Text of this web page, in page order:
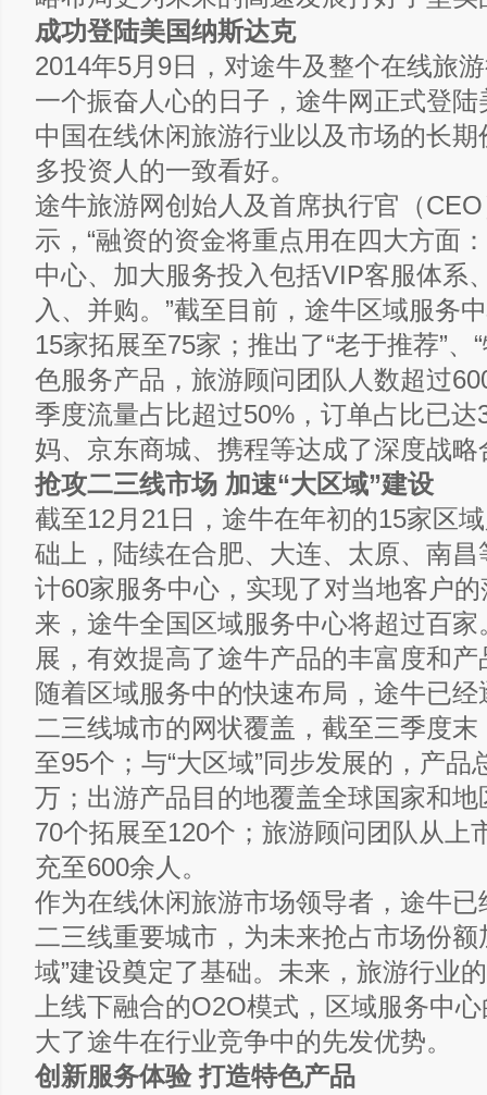
成功登陆美国纳斯达克
2014年5月9日，对途牛及整个在线旅
一个振奋人心的日子，途牛网正式登
中国在线休闲旅游行业以及市场的长
多投资人的一致看好。
途牛旅游网创始人及首席执行官（
示，“融资的资金将重点用在四大方面
中心、加大服务投入包括VIP客服体系
入、并购。”截至目前，途牛区域服务
15家拓展至75家；推出了“老于推荐”、
色服务产品，旅游顾问团队人数超过
季度流量占比超过50%，订单占比已达
妈、京东商城、携程等达成了深度战略
抢攻二三线市场 加速“大区域”建设
截至12月21日，途牛在年初的15家区
础上，陆续在合肥、大连、太原、南
计60家服务中心，实现了对当地客户
来，途牛全国区域服务中心将超过百
展，有效提高了途牛产品的丰富度和
随着区域服务中的快速布局，途牛已
二三线城市的网状覆盖，截至三季度
至95个；与“大区域”同步发展的，产品
万；出游产品目的地覆盖全球国家和地
70个拓展至120个；旅游顾问团队从上
充至600余人。
作为在线休闲旅游市场领导者，途牛
二三线重要城市，为未来抢占市场份额
域”建设奠定了基础。未来，旅游行业
上线下融合的O2O模式，区域服务中
大了途牛在行业竞争中的先发优势。
创新服务体验 打造特色产品